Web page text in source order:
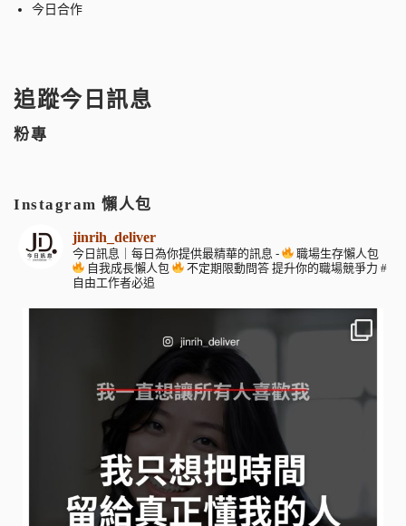
今日合作
追蹤今日訊息
粉專
Instagram 懶人包
jinrih_deliver
今日訊息｜每日為你提供最精華的訊息 -
職場生存懶人包
自我成長懶人包
不定期限動問答 提升你的職場競爭力 #
自由工作者必追